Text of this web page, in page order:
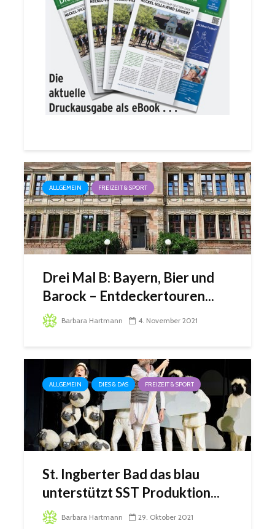
ALLGEMEIN FREIZEIT & SPORT
Drei Mal B: Bayern, Bier und
Barock – Entdeckertouren...
Barbara Hartmann 4. November 2021
ALLGEMEIN DIES & DAS FREIZEIT & SPORT
St. Ingberter Bad das blau
unterstützt SST Produktion...
Barbara Hartmann 29. Oktober 2021